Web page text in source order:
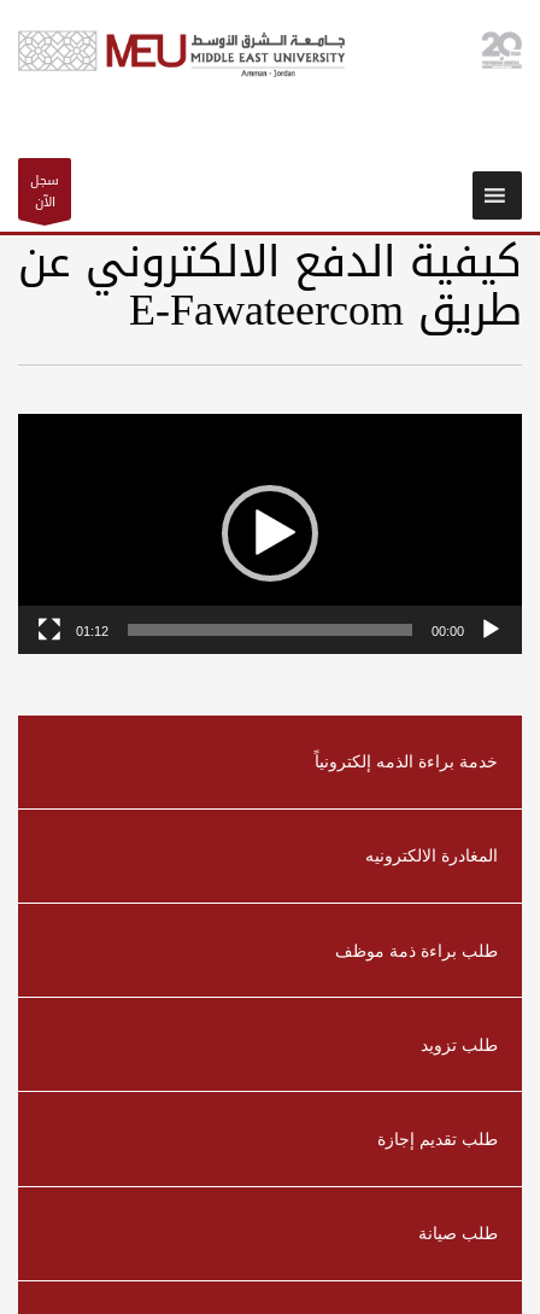
سجل
الآن
كيفية الدفع الالكتروني عن
طريق E-Fawateercom
00:00
01:12
خدمة براءة الذمه إلكترونياً
المغادرة الالكترونيه
طلب براءة ذمة موظف
طلب تزويد
طلب تقديم إجازة
طلب صيانة